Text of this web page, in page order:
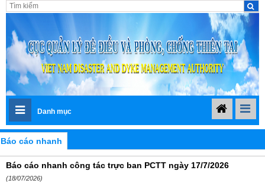
Danh mục
Báo cáo nhanh
Báo cáo nhanh công tác trực ban PCTT ngày 17/7/2026
(18/07/2026)